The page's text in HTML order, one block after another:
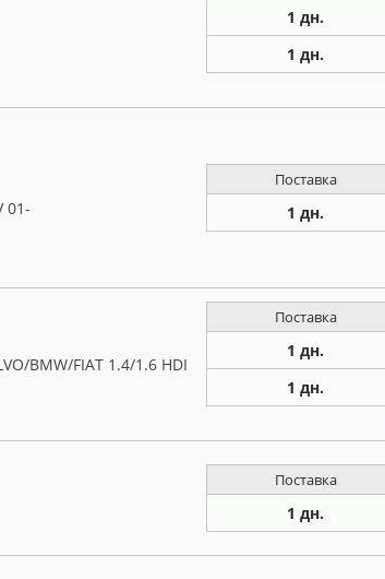
1 дн.
1 дн.
01-
Поставка
1 дн.
BMW/FIAT 1.4/1.6 HDI
Поставка
1 дн.
1 дн.
Поставка
1 дн.